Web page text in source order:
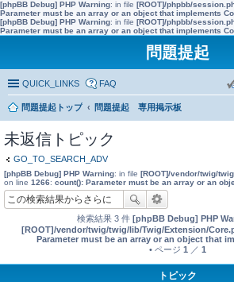
[phpBB Debug] PHP Warning: in file [ROOT]/phpbb/
Parameter must be an array or an object that implements
[phpBB Debug] PHP Warning: in file [ROOT]/phpbb/
Parameter must be an array or an object that implements
問題提起
QUICK_LINKS FAQ
問題提起トップ
問題提起 専用掲示板
未返信トピック
GO_TO_SEARCH_ADV
[phpBB Debug] PHP Warning: in file [ROOT]/vendor/twig/
on line 1266: count(): Parameter must be an array or an
検索結果 3 件 [phpBB Debug] PHP
[ROOT]/vendor/twig/twig/lib/Twig/Extension/
Parameter must be an array or an object that
• ページ 1 ／ 1
トピック